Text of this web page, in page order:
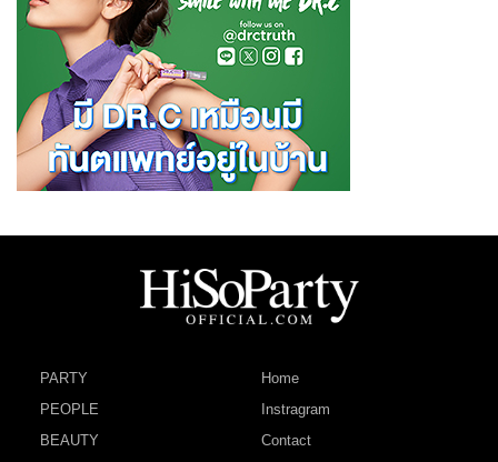
PARTY
PEOPLE
BEAUTY
Home
Instragram
Contact